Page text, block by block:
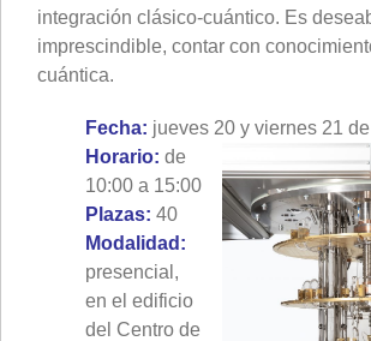
integración clásico-cuántico. Es
imprescindible, contar con
cuántica.
Fecha: jueves 20 y viernes 21
Horario: de
10:00 a 15:00
Plazas: 40
Modalidad:
presencial,
en el edificio
del Centro de